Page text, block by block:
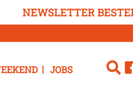
NEWSLETTER
JOBS